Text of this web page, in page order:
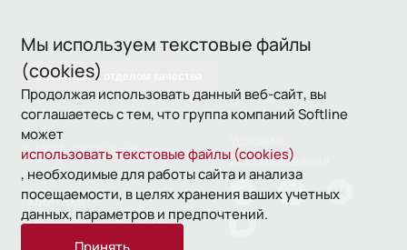
Мы используем текстовые файлы
(cookies)
Продолжая использовать данный веб-сайт, вы
соглашаетесь с тем, что группа компаний Softline
может
использовать текстовые файлы (cookies)
, необходимые для работы сайта и анализа
посещаемости, в целях хранения ваших учетных
данных, параметров и предпочтений.
Связаться с отделом качества
© 1993—2026 Softline
использования
Политика
конфиденциальности